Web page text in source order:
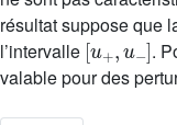
résultat suppose que
l’intervalle
[u+,u-]
.
valable pour des